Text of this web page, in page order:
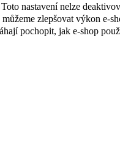
Toto nastavení nelze
zlepšovat výkon e-
pochopit, jak e-shop